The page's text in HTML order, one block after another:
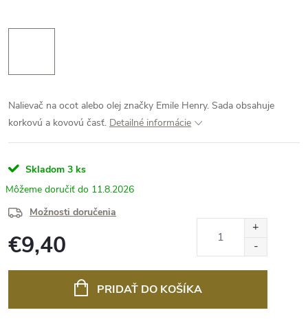
Nalievač na ocot alebo olej značky Emile Henry. Sada obsahuje
korkovú a kovovú časť. Detailné informácie
Skladom 3 ks
11.8.2026
Možnosti doručenia
€9,40
PRIDAŤ DO KOŠÍKA